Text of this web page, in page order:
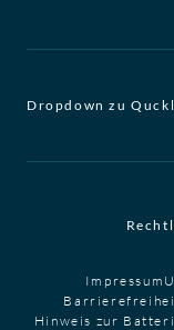
Dropdown zu
Impressum
Hinweis zur